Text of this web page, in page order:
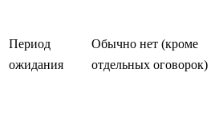
Период
ожидания
Обычно нет (кроме
отдельных оговорок)